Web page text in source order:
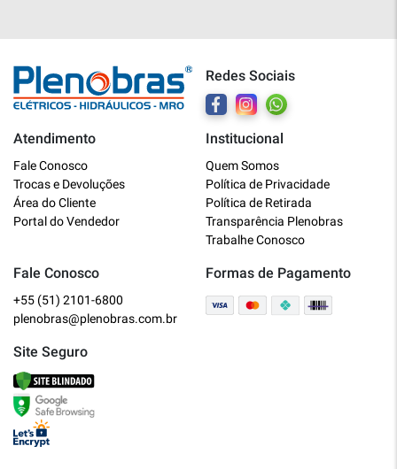
Redes Sociais
Atendimento
Fale Conosco
Trocas e Devoluções
Área do Cliente
Portal do Vendedor
Institucional
Quem Somos
Política de Privacidade
Política de Retirada
Transparência Plenobras
Trabalhe Conosco
Fale Conosco
+55 (51) 2101-6800
plenobras@plenobras.com.br
Formas de Pagamento
Site Seguro
Online
Bem vindo a Plenobras! Aqui você
encontra toda a linha de materiais
O que você deseja?
Dúvidas técnicas sobre produtos